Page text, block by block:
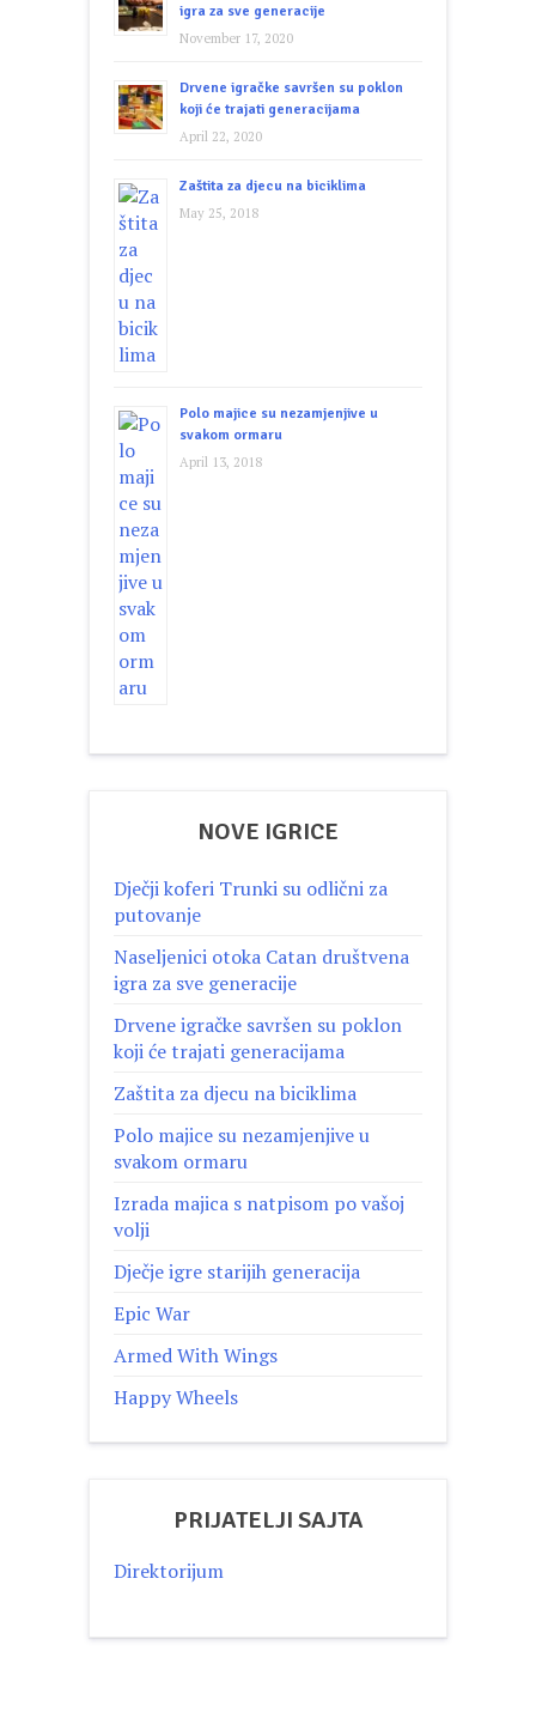
igra za sve generacije
November 17, 2020
Drvene igračke savršen su poklon
koji će trajati generacijama
April 22, 2020
Zaštita za djecu na biciklima
May 25, 2018
Polo majice su nezamjenjive u
svakom ormaru
April 13, 2018
NOVE IGRICE
Dječji koferi Trunki su odlični za
putovanje
Naseljenici otoka Catan društvena
igra za sve generacije
Drvene igračke savršen su poklon
koji će trajati generacijama
Zaštita za djecu na biciklima
Polo majice su nezamjenjive u
svakom ormaru
Izrada majica s natpisom po vašoj
volji
Dječje igre starijih generacija
Epic War
Armed With Wings
Happy Wheels
PRIJATELJI SAJTA
Direktorijum